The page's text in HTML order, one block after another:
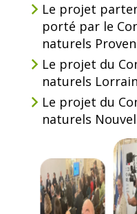
Le projet
porté par le
naturels
Le projet du
naturels
Le projet du
naturels